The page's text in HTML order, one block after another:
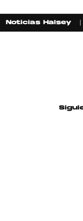
Noticias Halsey